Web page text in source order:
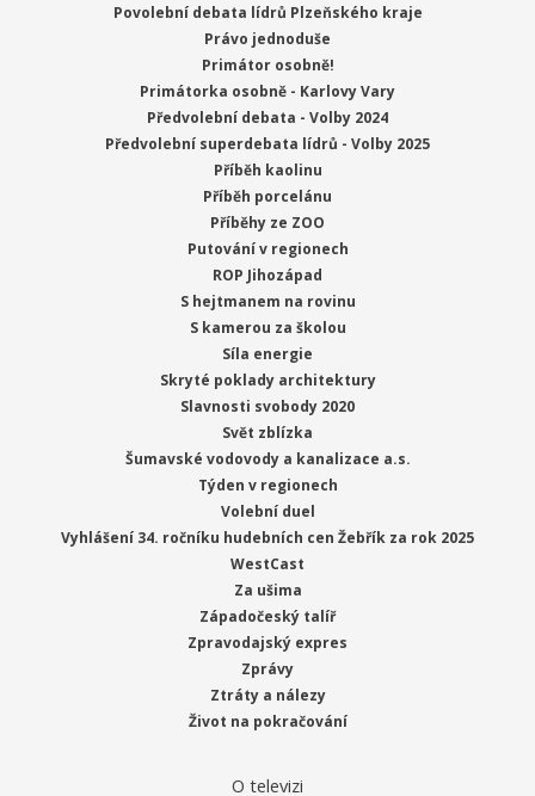
Povolební debata lídrů Plzeňského kraje
Právo jednoduše
Primátor osobně!
Primátorka osobně - Karlovy Vary
Předvolební debata - Volby 2024
Předvolební superdebata lídrů - Volby 2025
Příběh kaolinu
Příběh porcelánu
Příběhy ze ZOO
Putování v regionech
ROP Jihozápad
S hejtmanem na rovinu
S kamerou za školou
Síla energie
Skryté poklady architektury
Slavnosti svobody 2020
Svět zblízka
Šumavské vodovody a kanalizace a.s.
Týden v regionech
Volební duel
Vyhlášení 34. ročníku hudebních cen Žebřík za rok 2025
WestCast
Za ušima
Západočeský talíř
Zpravodajský expres
Zprávy
Ztráty a nálezy
Život na pokračování
O televizi